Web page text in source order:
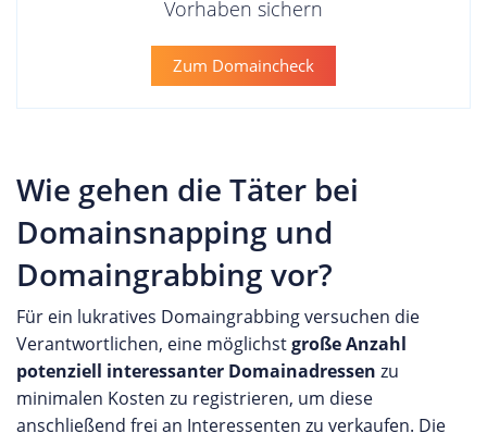
Vorhaben sichern
Zum Domaincheck
Wie gehen die Täter bei
Domainsnapping und
Domaingrabbing vor?
Für ein lukratives Domaingrabbing versuchen die
Verantwortlichen, eine möglichstgroße Anzahl
potenziell interessanter Domainadressen zu
minimalen Kosten zu registrieren, um diese
anschließend frei an Interessenten zu verkaufen. Die